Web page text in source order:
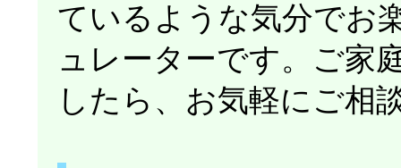
ているような気分でお
ュレーターです。ご家
したら、お気軽にご相